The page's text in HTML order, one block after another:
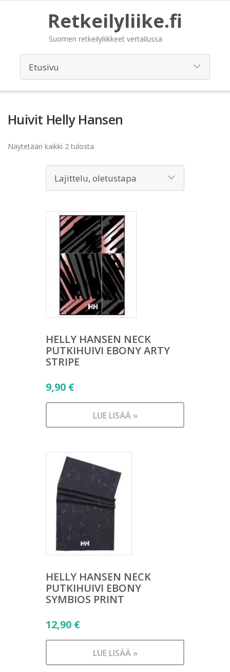
Retkeilyliike.fi
Suomen retkeilyliikkeet vertailussa
Huivit Helly Hansen
Näytetään kaikki 2 tulosta
HELLY HANSEN NECK
PUTKIHUIVI EBONY ARTY
STRIPE
9,90 €
LUE LISÄÄ »
HELLY HANSEN NECK
PUTKIHUIVI EBONY
SYMBIOS PRINT
12,90 €
LUE LISÄÄ »